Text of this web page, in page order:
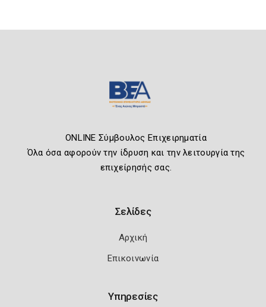
ONLINE Σύμβουλος Επιχειρηματία
Όλα όσα αφορούν την ίδρυση και την λειτουργία της
επιχείρησής σας.
Σελίδες
Αρχική
Επικοινωνία
Υπηρεσίες